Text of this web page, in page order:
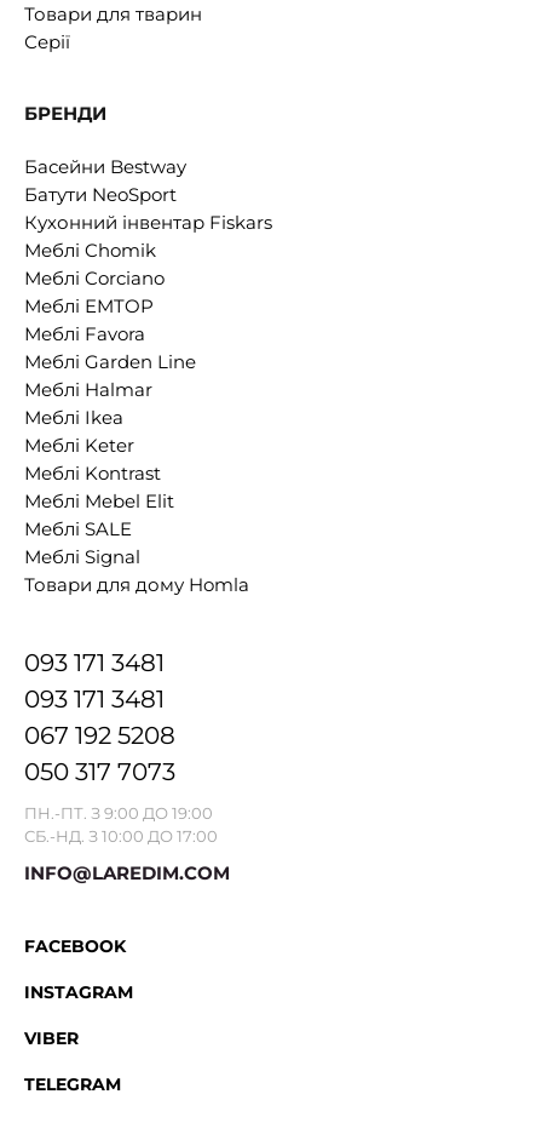
Товари для тварин
Серії
БРЕНДИ
Басейни Bestway
Батути NeoSport
Кухонний інвентар Fiskars
Меблі Chomik
Меблі Corciano
Меблі EMTOP
Меблі Favora
Меблі Garden Line
Меблі Halmar
Меблі Ikea
Меблі Keter
Меблі Kontrast
Меблі Mebel Elit
Меблі SALE
Меблі Signal
Товари для дому Homla
093 171 3481
093 171 3481
067 192 5208
050 317 7073
ПН.-ПТ. З 9:00 ДО 19:00
СБ.-НД. З 10:00 ДО 17:00
INFO@LAREDIM.COM
FACEBOOK
INSTAGRAM
VIBER
TELEGRAM